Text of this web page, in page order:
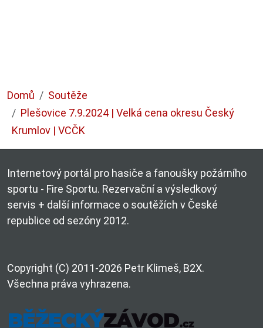
Domů
Soutěže
Plešovice 7.9.2024 | Velká cena okresu Český
Krumlov | VCČK
Internetový portál pro hasiče a fanoušky požárního
sportu - Fire Sportu. Rezervační a výsledkový
servis + další informace o soutěžích v České
republice od sezóny 2012.
Copyright (C) 2011-2026 Petr Klimeš, B2X.
Všechna práva vyhrazena.